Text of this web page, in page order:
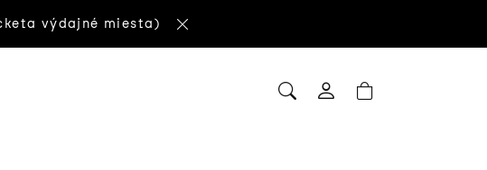
výdajné miesta)
HĽADAŤNÁKUPNÝ